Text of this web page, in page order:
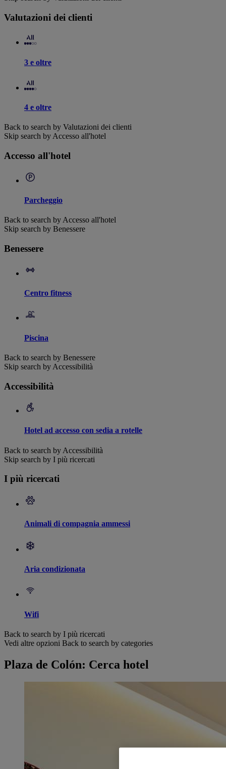
Valutazioni dei clienti
3 e oltre
4 e oltre
Back to search by Valutazioni dei clienti
Skip search by Accesso all'hotel
Accesso all'hotel
Parcheggio
Back to search by Accesso all'hotel
Skip search by Benessere
Benessere
Centro fitness
Piscina
Back to search by Benessere
Skip search by Accessibilità
Accessibilità
Hotel ad accesso con sedia a rotelle
Back to search by Accessibilità
Skip search by I più ricercati
I più ricercati
Animali di compagnia ammessi
Aria condizionata
Wifi
Back to search by I più ricercati
Vedi altre opzioni Back to search by categories
Plaza de Colón: Cerca hotel